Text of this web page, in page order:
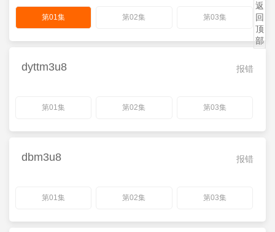
第01集 第02集 第03集
报错
dyttm3u8
第01集 第02集 第03集
报错
dbm3u8
第01集 第02集 第03集
返
回
顶
部